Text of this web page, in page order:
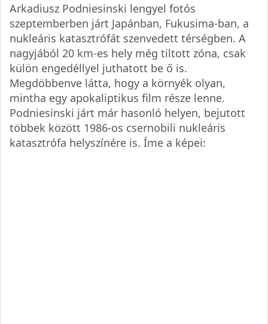
Arkadiusz Podniesinski lengyel fotós
szeptemberben járt Japánban, Fukusima-ban, a
nukleáris katasztrófát szenvedett térségben. A
nagyjából 20 km-es hely még tiltott zóna, csak
külön engedéllyel juthatott be ő is.
Megdöbbenve látta, hogy a környék olyan,
mintha egy apokaliptikus film része lenne.
Podniesinski járt már hasonló helyen, bejutott
többek között 1986-os csernobili nukleáris
katasztrófa helyszínére is. Íme a képei: